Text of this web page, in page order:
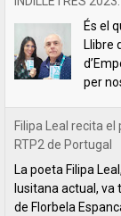
És el
Llibre
per
Filipa Leal recita
RTP2 de Portugal
La poeta Filipa
lusitana actual, va
de Florbela